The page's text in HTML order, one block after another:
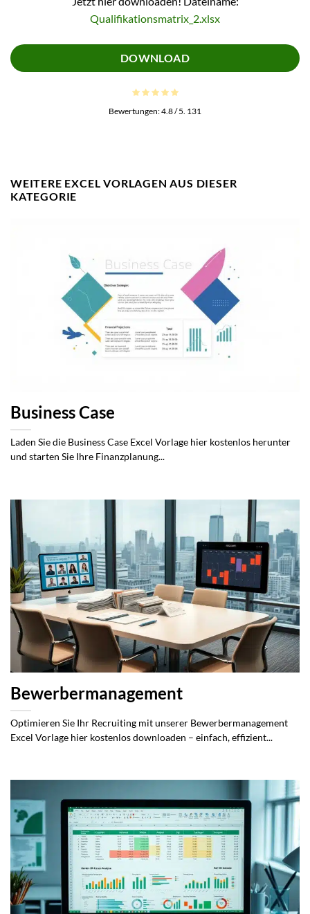
Qualifikationsmatrix_2.xlsx
DOWNLOAD
Bewertungen:4.8/ 5. 131
WEITERE EXCEL VORLAGEN AUS DIESER
KATEGORIE
Business Case
Laden Sie die Business Case Excel Vorlage hier kostenlos herunter
und starten Sie Ihre Finanzplanung...
Bewerbermanagement
Optimieren Sie Ihr Recruiting mit unserer Bewerbermanagement
Excel Vorlage hier kostenlos downloaden – einfach, effizient...